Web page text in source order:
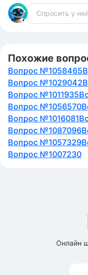
Похожие
Вопрос №1058465
Вопрос №1029042
Вопрос №1011935
Вопрос №1056570
Вопрос №1016081
Вопрос №1087096
Вопрос №1057329
Вопрос №1007230
Онлайн